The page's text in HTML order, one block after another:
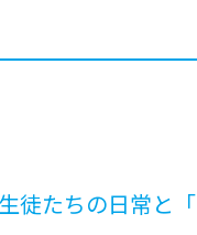
生徒たちの日常と